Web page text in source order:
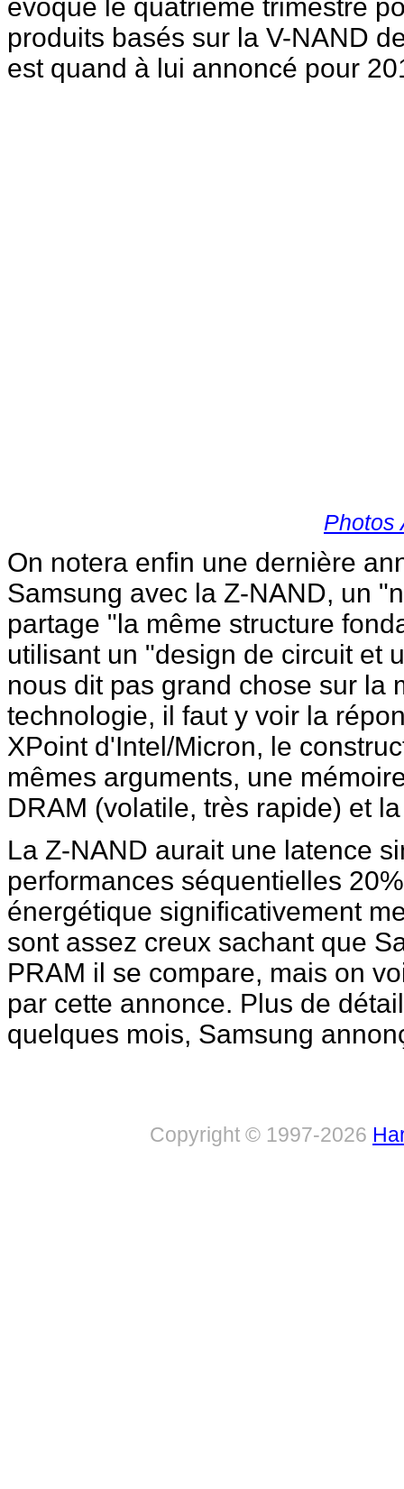
évoque le quatrième trimestre
produits basés sur la V-NAND
est quand à lui annoncé pour
Photos
On notera enfin une dernière
Samsung avec la Z-NAND, un
partage "la même structure
utilisant un "design de circuit et
nous dit pas grand chose sur la
technologie, il faut y voir la
XPoint d'Intel/Micron, le
mêmes arguments, une
DRAM (volatile, très rapide) et
La Z-NAND aurait une latence
performances séquentielles
énergétique significativement
sont assez creux sachant que
PRAM il se compare, mais on
par cette annonce. Plus de
quelques mois, Samsung
Copyright © 1997-2026